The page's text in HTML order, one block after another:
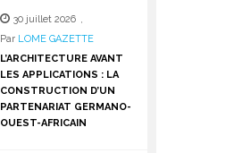
30 juillet 2026 ,
Par LOME GAZETTE
L’ARCHITECTURE AVANT
LES APPLICATIONS : LA
CONSTRUCTION D’UN
PARTENARIAT GERMANO-
OUEST-AFRICAIN